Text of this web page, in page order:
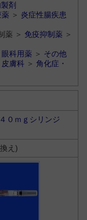
剤
＞ 炎症性腸疾患
薬 ＞ 免疫抑制薬 ＞
眼科用薬 ＞ その他
皮膚科 ＞角化症・
０ｍｇシリンジ
え)